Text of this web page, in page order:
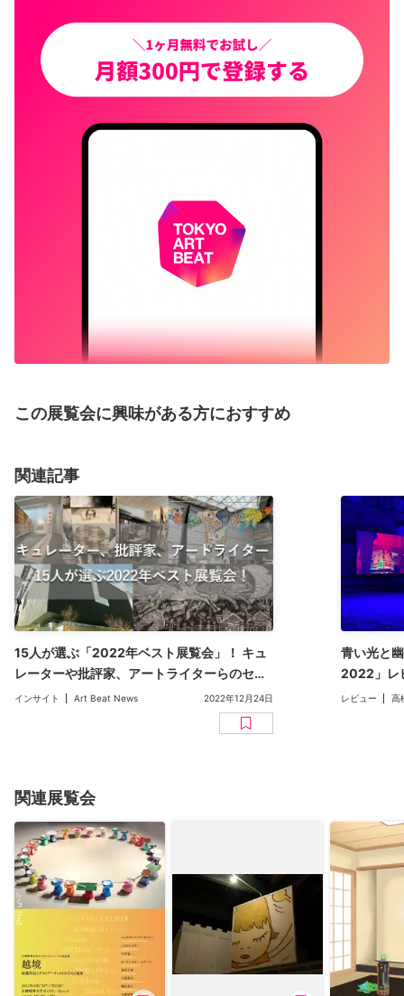
この展覧会に興味がある方におすすめ
関連記事
15人が選ぶ「2022年ベスト展覧会」！ キュ
レーターや批評家、アートライターらのセレ
クトをコメントとともに振り返る
インサイト Art Beat News 2022年12月24日
青い光と
2022」レ
レビュー 高
関連展覧会